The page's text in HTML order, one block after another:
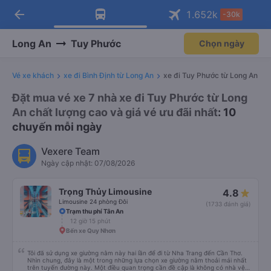
Tải app Vexere ngay!
Nhận ưu đãi thành viên độc
Mở app
Tải app Vexere
-30k/ghế khi đặt vé máy bay qua
Mở app
arrow_back 1.652k -30k
Long An Tuy Phước Chọn ngày
Vé xe khách xe đi Bình Định từ Long An xe đi Tuy Phước từ Long An
Đặt mua vé xe 7 nhà xe đi Tuy Phước từ Long
An chất lượng cao và giá vé ưu đãi nhất: 10
chuyến mỗi ngày
Vexere Team
Ngày cập nhật: 07/08/2026
Trọng Thủy Limousine
Limousine 24 phòng Đôi
4.8
(1733 đánh giá)
Trạm thu phí Tân An
12 giờ 15 phút
Bến xe Quy Nhơn
Tôi đã sử dụng xe giường nằm này hai lần để đi từ Nha Trang đến Cần Thơ.
Nhìn chung, đây là một trong những lựa chọn xe giường nằm thoải mái nhất
trên tuyến đường này. Một điều quan trọng cần đề cập là không có nhà vệ